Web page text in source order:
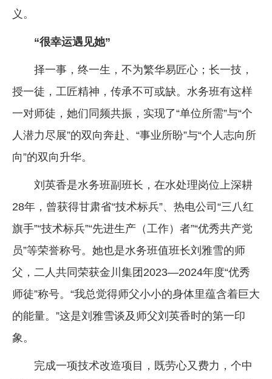
义。
“很幸运遇见她”
择一事，终一生，不为繁华易匠心；长一技，
授一徒，工匠精神，传承不可或缺。水务班有这样
一对师徒，她们同频共振，实现了“单位所需”与“个
人潜力尽展”的双向奔赴、“事业所盼”与“个人志向所
向”的双向升华。
刘英香是水务班副班长，在水处理岗位上深耕
28年，曾获得甘肃省“技术标兵”、热电公司“三八红
旗手”“技术标兵”“先进生产（工作）者”“优秀共产党
员”等荣誉称号。她也是水务班值班长刘雅雪的师
父，二人共同荣获金川集团2023—2024年度“优秀
师徒”称号。“我总觉得师父小小的身体里蕴含着巨大
的能量。”这是刘雅雪谈及师父刘英香时的第一印
象。
完成一项技术改造项目，既劳心又费力，个中